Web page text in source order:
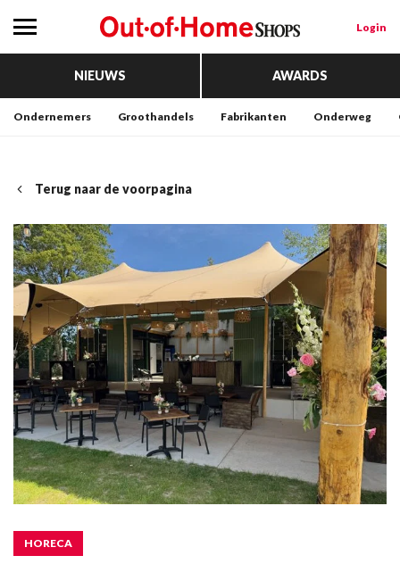
Login
NIEUWS AWARDS
Ondernemers Groothandels Fabrikanten Onderweg
Terug naar de voorpagina
HORECA